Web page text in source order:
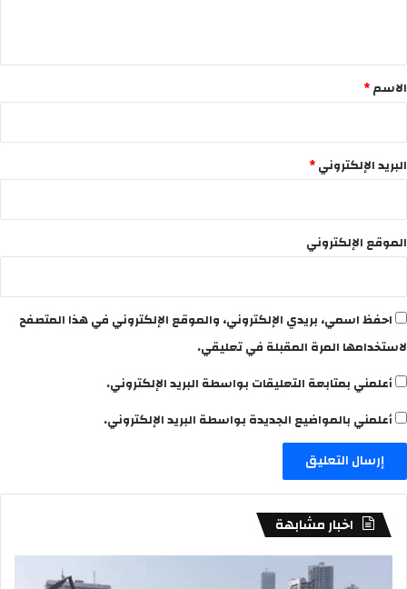
*
الاسم*
البريد الإلكتروني*
الموقع الإلكتروني
احفظ اسمي، بريدي الإلكتروني، والموقع الإلكتروني في هذا المتصفح
لاستخدامها المرة المقبلة في تعليقي.
أعلمني بمتابعة التعليقات بواسطة البريد الإلكتروني.
أعلمني بالمواضيع الجديدة بواسطة البريد الإلكتروني.
اخبار مشابهة